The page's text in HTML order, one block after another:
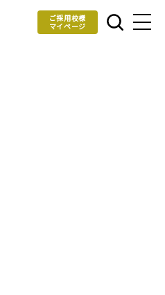
ご採用校様
マイページ